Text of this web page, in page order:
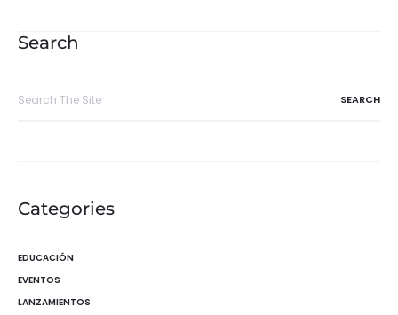
entradas
Search
Categories
EDUCACIÓN
EVENTOS
LANZAMIENTOS